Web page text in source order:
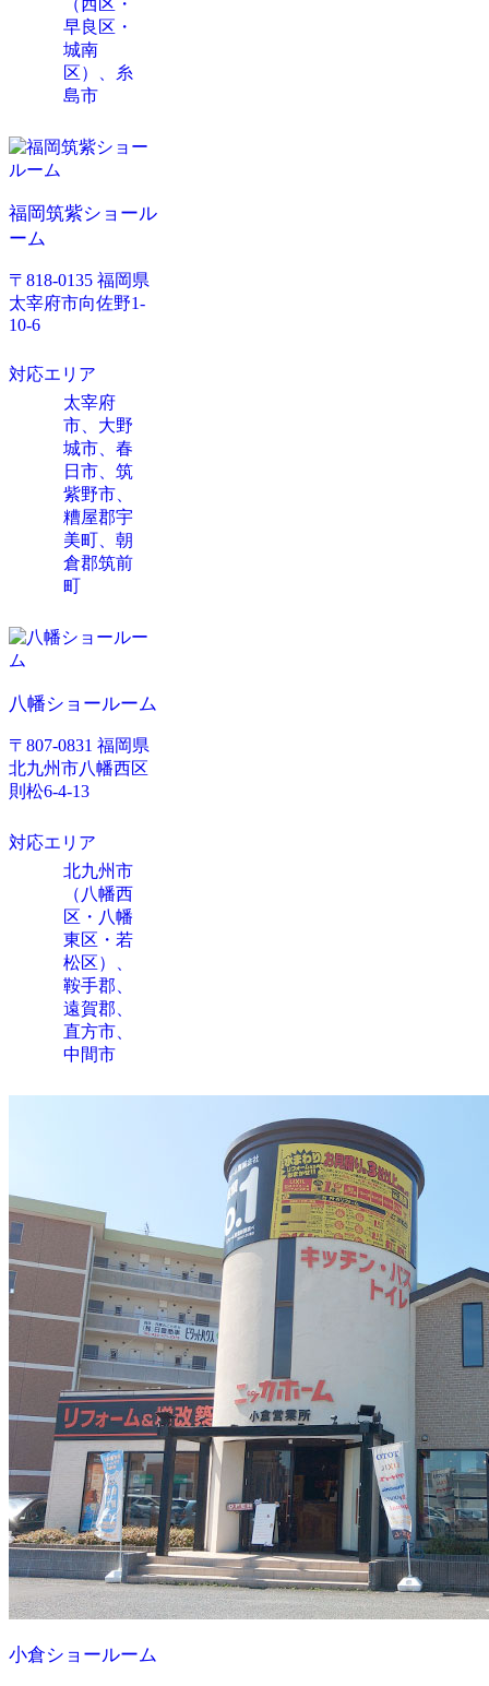
（西区・
早良区・
城南
区）、糸
島市
福岡筑紫ショール
ーム
〒818-0135 福岡県
太宰府市向佐野1-
10-6
対応エリア
太宰府
市、大野
城市、春
日市、筑
紫野市、
糟屋郡宇
美町、朝
倉郡筑前
町
八幡ショールーム
〒807-0831 福岡県
北九州市八幡西区
則松6-4-13
対応エリア
北九州市
（八幡西
区・八幡
東区・若
松区）、
鞍手郡、
遠賀郡、
直方市、
中間市
小倉ショールーム